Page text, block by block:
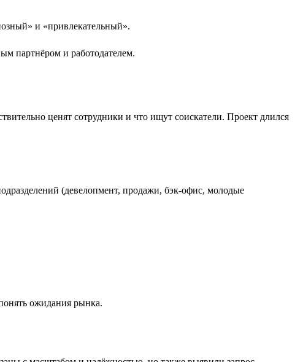
и «привлекательный».
партнёром и работодателем.
ценят сотрудники и что ищут соискатели. Проект длился
(девелопмент, продажи, бэк-офис, молодые
ожидания рынка.